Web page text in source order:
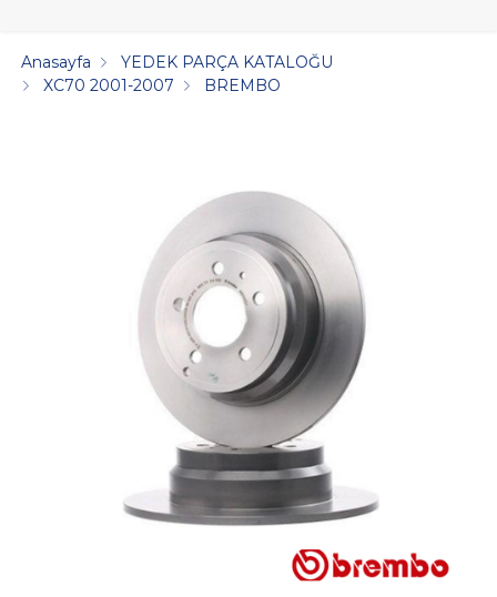
Anasayfa
YEDEK PARÇA KATALOĞU
XC70 2001-2007
BREMBO